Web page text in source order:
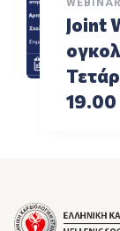
Joint
19.00